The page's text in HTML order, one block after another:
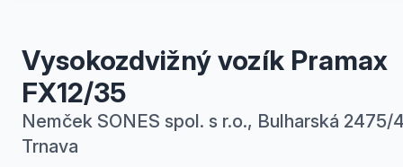
Vysokozdvižný vozík Pramax
FX12/35
Nemček SONES spol. s r.o., Bulharská 2475/
Trnava